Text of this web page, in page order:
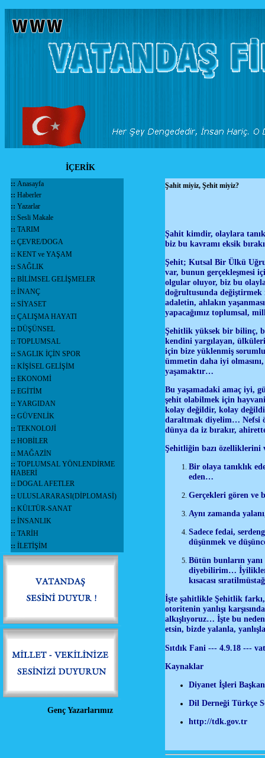
İÇERİK
:: Anasayfa
:: Haberler
:: Yazarlar
:: Sesli Makale
:: TARIM
:: ÇEVRE/DOGA
:: KENT ve YAŞAM
:: SAĞLIK
:: BİLİMSEL GELİŞMELER
:: İNANÇ
:: SİYASET
:: ÇALIŞMA HAYATI
:: DÜŞÜNSEL
:: TOPLUMSAL
:: SAGLIK İÇİN SPOR
:: KİŞİSEL GELİŞİM
:: EKONOMİ
:: EGİTİM
:: YARGIDAN
:: GÜVENLİK
:: TEKNOLOJİ
:: HOBİLER
:: MAĞAZİN
:: TOPLUMSAL YÖNLENDİRME
HABERİ
:: DOGAL AFETLER
:: ULUSLARARASI(DİPLOMASİ)
:: KÜLTÜR-SANAT
:: İNSANLIK
:: TARİH
:: İLETİŞİM
Genç Yazarlarımız
Şahit miyiz, Şehit miyiz?
Şahit kimdir, olaylara
biz bu kavramı eksik
Şehit; Kutsal Bir Ülkü
var, bunun gerçekleşmesi
olgular oluyor, biz bu
doğrultusunda değiştirmek
adaletin, ahlakın
yapacağımız toplumsal,
Şehitlik yüksek bir bilinç,
kendini yargılayan,
için bize yüklenmiş
ümmetin daha iyi
yaşamaktır…
Bu yaşamadaki amaç iyi,
şehit olabilmek için
kolay değildir, kolay
daraltmak diyelim… Nefsi
dünya da iz bırakır,
Şehitliğin bazı özelliklerini
Bir olaya tanıklık
eden…
Gerçekleri gören ve
Aynı zamanda
Sadece fedai,
düşünmek ve
Bütün bunların
diyebilirim…
kısacası
İşte şahitlikle Şehitlik
otoritenin yanlışı
alkışlıyoruz… İşte bu
etsin, bizde yalanla,
Sıtdık Fani --- 4.9.18 ---
Kaynaklar
Diyanet İşleri
Dil Derneği Türkçe
http://tdk.gov.tr